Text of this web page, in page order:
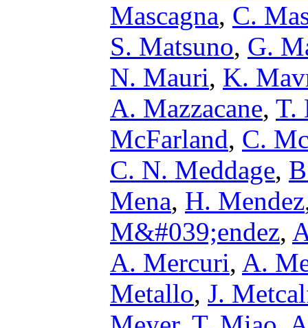
Mascagna, C.
S. Matsuno, G.
N. Mauri, K.
A. Mazzacane, T.
McFarland, C.
C. N. Meddage,
Mena, H. Mendez
M&#039;endez,
A. Mercuri, A.
Metallo, J.